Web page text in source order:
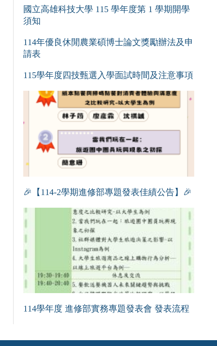
國立高雄科技大學 115 學年度第 1 學期開學
須知
114年優良休閒農業碩博士論文獎勵辦法及申
請表
115學年度四技甄選入學面試時間及注意事項
🎉【114-2學期進修部專題發表佳績公告】🎉
114學年度 進修部實務專題發表會 發表流程